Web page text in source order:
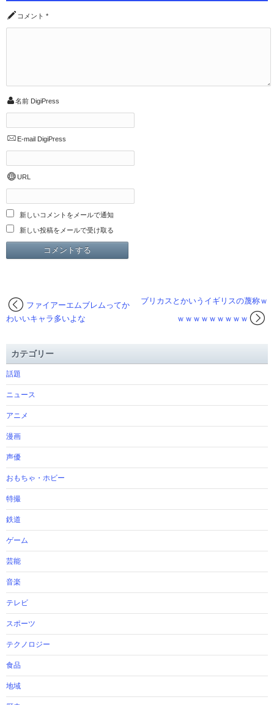
コメント *
名前 DigiPress
E-mail DigiPress
URL
新しいコメントをメールで通知
新しい投稿をメールで受け取る
ブリカスとかいうイギリスの蔑称ｗ
ｗｗｗｗｗｗｗｗｗ
ファイアーエムブレムってか
わいいキャラ多いよな
カテゴリー
話題
ニュース
アニメ
漫画
声優
おもちゃ・ホビー
特撮
鉄道
ゲーム
芸能
音楽
テレビ
スポーツ
テクノロジー
食品
地域